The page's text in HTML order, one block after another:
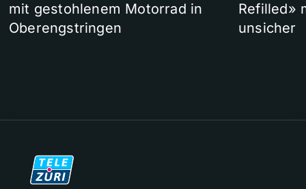
mit gestohlenem Motorrad in
Oberengstringen
Refilled»
unsicher